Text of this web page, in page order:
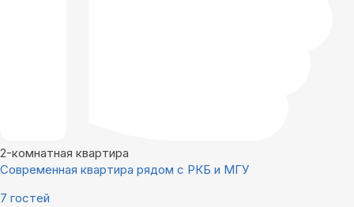
2-комнатная квартира
Современная квартира рядом с РКБ и МГУ
7 гостей